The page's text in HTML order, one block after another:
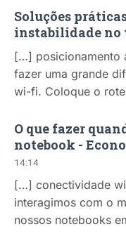
Soluções
instabilidade
[…] posicionamento
fazer uma grande
wi-fi. Coloque o
O que fazer
notebook -
14:14
[…] conectividade
interagimos com o
nossos notebooks